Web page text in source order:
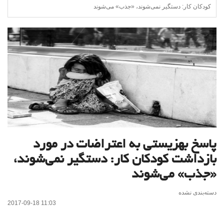
کودکان کار: دستگیر نمی‌شوند، «جذب» می‌شوند
پاسخ بهزیستی به اعتراضات در مورد
بازداشت کودکان کار: دستگیر نمی‌شوند،
«جذب» می‌شوند
دسته‌بندی نشده
2017-09-18 11:03